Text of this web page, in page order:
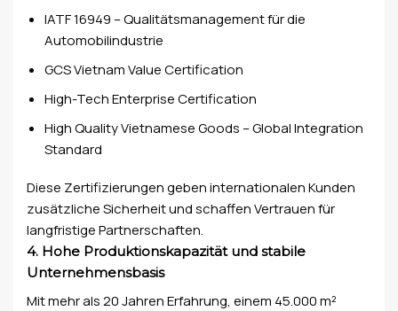
IATF 16949 – Qualitätsmanagement für die
Automobilindustrie
GCS Vietnam Value Certification
High-Tech Enterprise Certification
High Quality Vietnamese Goods – Global Integration
Standard
Diese Zertifizierungen geben internationalen Kunden
zusätzliche Sicherheit und schaffen Vertrauen für
langfristige Partnerschaften.
4. Hohe Produktionskapazität und stabile
Unternehmensbasis
Mit mehr als 20 Jahren Erfahrung, einem 45.000 m²